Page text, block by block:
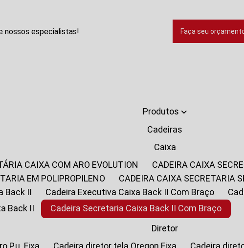
nossos especialistas! Faça seu
Produtos
Cadeiras
Caixa
CAIXA COM ARO EVOLUTION
CADEIRA CAIXA
EM POLIPROPILENO
CADEIRA CAIXA SECRETARIA
Back II
Cadeira Executiva Caixa Back II Com Braço
Back II
Cadeira Secretaria Caixa Back II Com Braço
Diretor
P.u. Fixa
Cadeira diretor tela Oregon Fixa
Cadeira